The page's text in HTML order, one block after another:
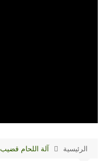
الرئيسية آلة اللحام قضيب